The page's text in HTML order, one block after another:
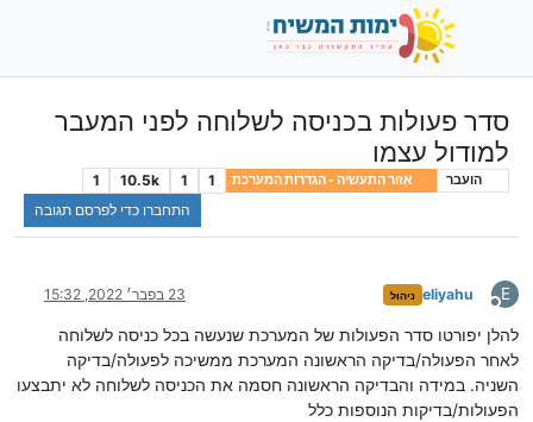
סדר פעולות בכניסה לשלוחה לפני המעבר
למודול עצמו
הועבר אזור התעשיה - הגדרות המערכת 1
1
10.5k
1
התחברו כדי לפרסם תגובה
E
מנותק
eliyahu ניהול 23 בפבר׳ 2022, 15:32
להלן יפורטו סדר הפעולות של המערכת שנעשה בכל כניסה לשלוחה
לאחר הפעולה/בדיקה הראשונה המערכת ממשיכה לפעולה/בדיקה
השניה. במידה והבדיקה הראשונה חסמה את הכניסה לשלוחה לא יתבצעו
הפעולות/בדיקות הנוספות כלל